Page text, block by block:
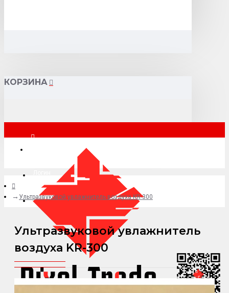
КОРЗИНА
+7 (495) 015-41-41
Ультразвуковой увлажнитель воздуха KR-300
Ультразвуковой увлажнитель
воздуха KR-300